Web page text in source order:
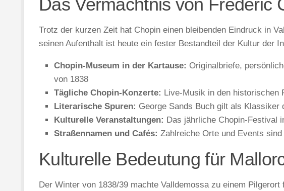
Das Vermächtnis von Frédéric
Trotz der kurzen Zeit hat Chopin einen bleibenden Eindruck in
seinen Aufenthalt ist heute ein fester Bestandteil der Kultur der
Chopin-Museum in der Kartause: Originalbriefe,
von 1838
Tägliche Chopin-Konzerte: Live-Musik in den historischen
Literarische Spuren: George Sands Buch gilt als Klassiker
Kulturelle Veranstaltungen: Das jährliche Chopin-Festival
Straßennamen und Cafés: Zahlreiche Orte und Events
Kulturelle Bedeutung für
Der Winter von 1838/39 machte Valldemossa zu einem